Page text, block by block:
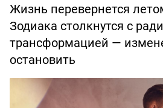
Жизнь перевернется
Зодиака столкнутся с
трансформацией —
остановить